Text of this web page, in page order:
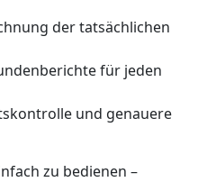
der tatsächlichen
für jeden
und genauere
zu bedienen –